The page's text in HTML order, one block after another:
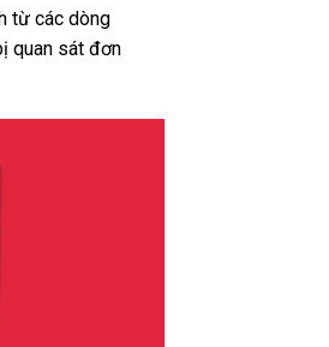
từ các dòng
quan sát đơn